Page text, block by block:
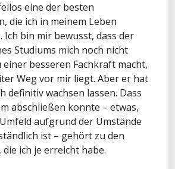
eine der besten
die ich in meinem Leben
bin mir bewusst, dass der
Studiums mich noch nicht
besseren Fachkraft macht,
Weg vor mir liegt. Aber er hat
definitiv wachsen lassen. Dass
abschließen konnte – etwas,
aufgrund der Umstände
ist – gehört zu den
ich je erreicht habe.